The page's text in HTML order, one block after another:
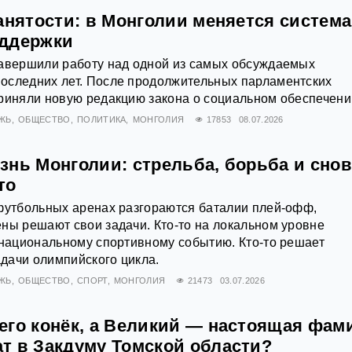
в Монголии меняется система
работу над одной из самых обсуждаемых
лет. После продолжительных парламентских
новую редакцию закона о социальном
ОБЩЕСТВО ПОЛИТИКА МОНГОЛИЯ 17853 08.07.2026
Монголии: стрельба, борьба и
аренах разгораются баталии плей-офф,
решают свои задачи. Кто-то на локальном уровне
спортивному событию. Кто-то решает
олимпийского цикла.
ОБЩЕСТВО СПОРТ МОНГОЛИЯ 21473 03.07.2026
конёк, а Великий — настоящая
в Закдуму Томской области?